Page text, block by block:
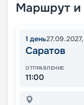
Маршрут и
1 день27.09.2027,
Саратов
ОТПРАВЛЕНИЕ
11:00